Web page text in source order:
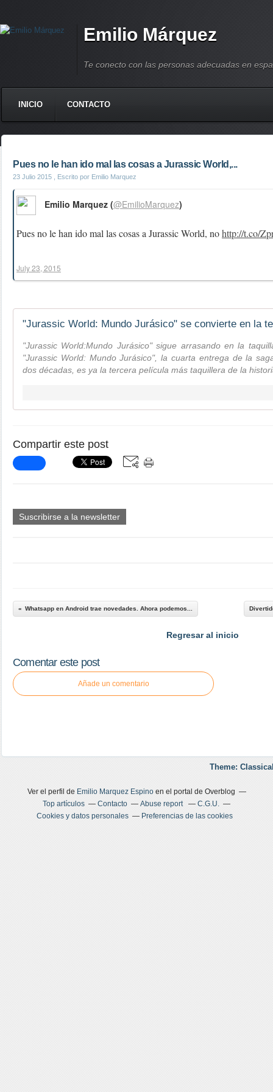
Emilio Márquez
Te conecto con las personas adecuadas en
INICIO CONTACTO
Pues no le han ido mal las cosas a Jurassic World,...
23 Julio 2015 , Escrito por Emilio Marquez
Pues no le han ido mal las cosas a Jurassic World, nohttp://t.co/
Emilio Marquez (@EmilioMarquez)
July 23, 2015
"Jurassic World:Mundo Jurásico" sigue arrasando en la
"Jurassic World: Mundo Jurásico", la cuarta entrega de la
dos décadas, es ya la tercera película más taquillera de la
Compartir este post
Suscribirse a la newsletter
Whatsapp en Android trae novedades. Ahora podemos...
Regresar al inicio
Comentar este post
Añade un comentario
Theme:
Ver el perfil de Emilio Marquez Espinoen el portal de Overblog
Top artículos
Contacto Abuse report
C.G.U.
Cookies y datos personales
Preferencias de las cookies